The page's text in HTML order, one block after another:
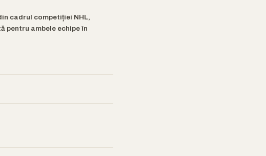
cadrul competiției NHL,
pentru ambele echipe în